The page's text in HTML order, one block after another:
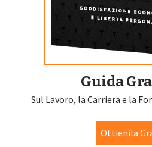
Guida
Sul Lavoro, la Carriera e la
Ottienila